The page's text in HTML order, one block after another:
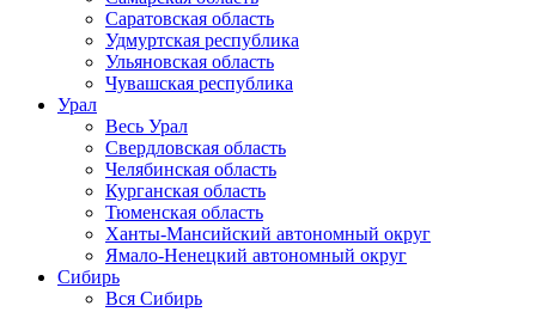
Саратовская область
Удмуртская республика
Ульяновская область
Чувашская республика
Урал
Весь Урал
Свердловская область
Челябинская область
Курганская область
Тюменская область
Ханты-Мансийский автономный округ
Ямало-Ненецкий автономный округ
Сибирь
Вся Сибирь